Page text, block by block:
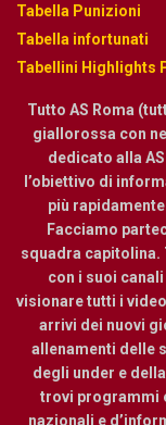
Tabella Punizioni
Tabella infortunati
Tabellini Highlights
Tutto AS Roma
giallorossa con
dedicato alla
l’obiettivo di
più
Facciamo
squadra capitolina.
con i suoi
visionare tutti i
arrivi dei nuovi
allenamenti delle
degli under e
trovi programmi
nazionali e